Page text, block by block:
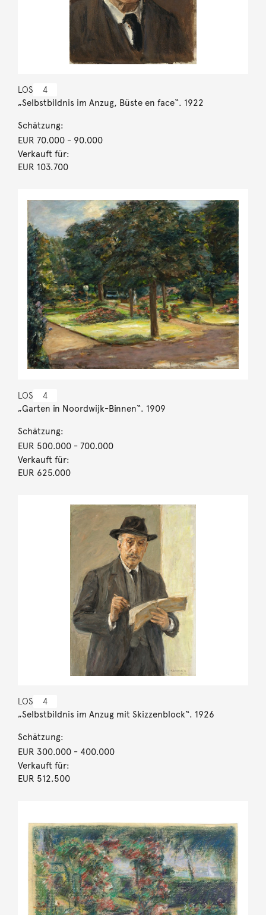
LOS 4
„Selbstbildnis im Anzug, Büste en face“. 1922
Schätzung:
EUR 70.000- 90.000
Verkauft für:
EUR 103.700
LOS 4
„Garten in Noordwijk-Binnen“. 1909
Schätzung:
EUR 500.000- 700.000
Verkauft für:
EUR 625.000
LOS 4
„Selbstbildnis im Anzug mit Skizzenblock“. 1926
Schätzung:
EUR 300.000- 400.000
Verkauft für:
EUR 512.500